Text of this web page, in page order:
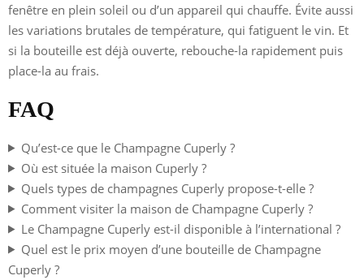
fenêtre en plein soleil ou d’un appareil qui chauffe. Évite aussi
les variations brutales de température, qui fatiguent le vin. Et
si la bouteille est déjà ouverte, rebouche-la rapidement puis
place-la au frais.
FAQ
Qu’est-ce que le Champagne Cuperly ?
Où est située la maison Cuperly ?
Quels types de champagnes Cuperly propose-t-elle ?
Comment visiter la maison de Champagne Cuperly ?
Le Champagne Cuperly est-il disponible à l’international ?
Quel est le prix moyen d’une bouteille de Champagne
Cuperly ?